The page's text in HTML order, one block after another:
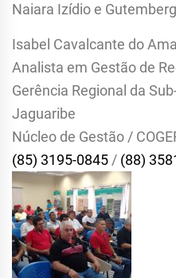
Naiara Izídio e
Isabel Cavalcante do
Analista em Gestão de
Gerência Regional da
Jaguaribe
Núcleo de Gestão /
(85) 3195-0845/ (88)